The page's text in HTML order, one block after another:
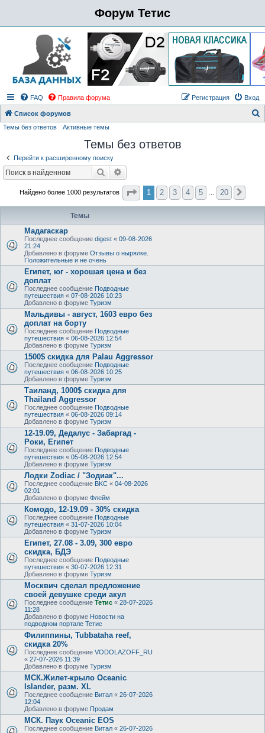
Форум Тетис
FAQ Правила форума Вход
Регистрация
Список форумов
Темы без ответов Активные темы
Темы без ответов
Перейти к расширенному поиску
Поиск
Найдено более 1000 результатов Страница1 из
1 2 3 4 5 20
Темы
Мадагаскар
Последнее сообщение digest « 09-08-2026
21:24
Добавлено в форуме Отзывы о нырялке.
Положительные и не очень
Египет, юг - хорошая цена и без
доплат
Последнее сообщение Подводные
путешествия « 07-08-2026 10:23
Добавлено в форуме Туризм
Мальдивы - август, 1603 евро без
доплат на борту
Последнее сообщение Подводные
путешествия « 06-08-2026 12:54
Добавлено в форуме Туризм
1500$ скидка для Palau Aggressor
Последнее сообщение Подводные
путешествия « 06-08-2026 10:25
Добавлено в форуме Туризм
Таиланд, 1000$ скидка для
Thailand Aggressor
Последнее сообщение Подводные
путешествия « 06-08-2026 09:14
Добавлено в форуме Туризм
12-19.09, Дедалус - Забаргад -
Роки, Египет
Последнее сообщение Подводные
путешествия « 05-08-2026 12:54
Добавлено в форуме Туризм
Лодки Zodiac / "Зодиак"...
Последнее сообщение BKC « 04-08-2026
02:01
Добавлено в форуме Флейм
Комодо, 12-19.09 - 30% скидка
Последнее сообщение Подводные
путешествия « 31-07-2026 10:04
Добавлено в форуме Туризм
Египет, 27.08 - 3.09, 300 евро
скидка, БДЭ
Последнее сообщение Подводные
путешествия « 30-07-2026 12:31
Добавлено в форуме Туризм
Москвич сделал предложение
своей девушке среди акул
Последнее сообщение Тетис « 28-07-2026
11:28
Добавлено в форуме Новости на
подводном портале Тетис
Филиппины, Tubbataha reef,
скидка 20%
Последнее сообщение VODOLAZOFF_RU
« 27-07-2026 11:39
Добавлено в форуме Туризм
МСК.Жилет-крыло Oceanic
Islander, разм. XL
Последнее сообщение Витал « 26-07-2026
12:04
Добавлено в форуме Продам
МСК. Паук Oceanic EOS
Последнее сообщение Витал « 26-07-2026